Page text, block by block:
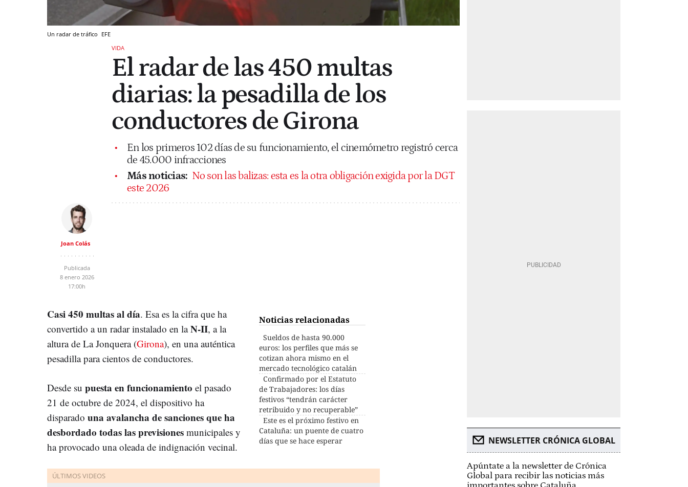
Un radar de tráfico EFE
VIDA
El radar de las 450 multas
diarias: la pesadilla de los
conductores de Girona
En los primeros 102 días de su funcionamiento, el cinemómetro registró cerca
de 45.000 infracciones
Más noticias: No son las balizas: esta es la otra obligación exigida por la DGT
este 2026
Joan Colás
Publicada
8 enero 2026
17:00h
Noticias relacionadas
Sueldos de hasta 90.000
euros: los perfiles que más se
cotizan ahora mismo en el
mercado tecnológico catalán
Confirmado por el Estatuto
de Trabajadores: los días
festivos “tendrán carácter
retribuido y no recuperable”
Este es el próximo festivo en
Cataluña: un puente de cuatro
días que se hace esperar
Casi 450 multas al día. Esa es la cifra que ha
convertido a un radar instalado en laN-II, a la
altura de La Jonquera (Girona), en una auténtica
pesadilla para cientos de conductores.
Desde su puesta en funcionamiento el pasado
21 de octubre de 2024, el dispositivo ha
disparado una avalancha de sanciones que ha
desbordado todas las previsiones municipales y
ha provocado una oleada de indignación vecinal.
NEWSLETTER CRÓNICA GLOBAL
Apúntate a la newsletter de Crónica
Global para recibir las noticias más